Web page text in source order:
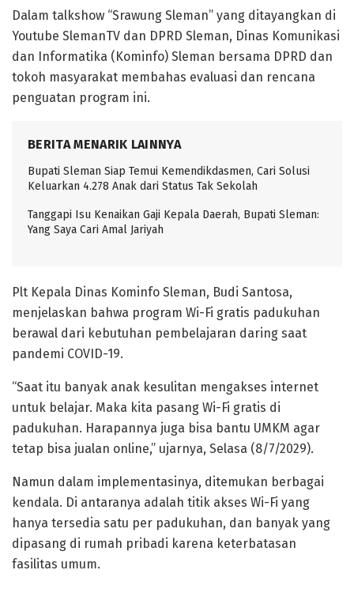
Dalam talkshow “Srawung Sleman” yang ditayangkan di
Youtube SlemanTV dan DPRD Sleman, Dinas Komunikasi
dan Informatika (Kominfo) Sleman bersama DPRD dan
tokoh masyarakat membahas evaluasi dan rencana
penguatan program ini.
BERITA MENARIK LAINNYA
Bupati Sleman Siap Temui Kemendikdasmen, Cari Solusi
Keluarkan 4.278 Anak dari Status Tak Sekolah
Tanggapi Isu Kenaikan Gaji Kepala Daerah, Bupati Sleman:
Yang Saya Cari Amal Jariyah
Plt Kepala Dinas Kominfo Sleman, Budi Santosa,
menjelaskan bahwa program Wi-Fi gratis padukuhan
berawal dari kebutuhan pembelajaran daring saat
pandemi COVID-19.
“Saat itu banyak anak kesulitan mengakses internet
untuk belajar. Maka kita pasang Wi-Fi gratis di
padukuhan. Harapannya juga bisa bantu UMKM agar
tetap bisa jualan online,” ujarnya, Selasa (8/7/2029).
Namun dalam implementasinya, ditemukan berbagai
kendala. Di antaranya adalah titik akses Wi-Fi yang
hanya tersedia satu per padukuhan, dan banyak yang
dipasang di rumah pribadi karena keterbatasan
fasilitas umum.